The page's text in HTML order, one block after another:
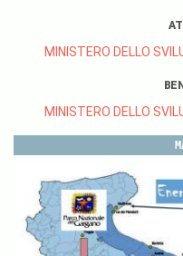
MINISTERO DELLO
MINISTERO DELLO